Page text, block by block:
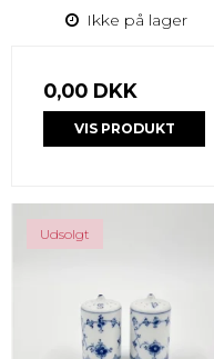
Ikke på lager
0,00 DKK
VIS PRODUKT
Udsolgt